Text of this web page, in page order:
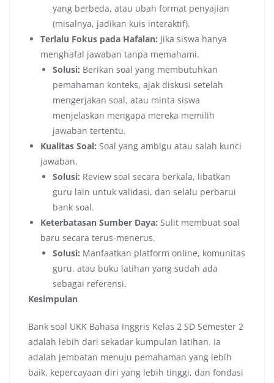
yang berbeda, atau ubah format penyajian
(misalnya, jadikan kuis interaktif).
Terlalu Fokus pada Hafalan: Jika siswa hanya
menghafal jawaban tanpa memahami.
Solusi: Berikan soal yang membutuhkan
pemahaman konteks, ajak diskusi setelah
mengerjakan soal, atau minta siswa
menjelaskan mengapa mereka memilih
jawaban tertentu.
Kualitas Soal: Soal yang ambigu atau salah kunci
jawaban.
Solusi: Review soal secara berkala, libatkan
guru lain untuk validasi, dan selalu perbarui
bank soal.
Keterbatasan Sumber Daya: Sulit membuat soal
baru secara terus-menerus.
Solusi: Manfaatkan platform online, komunitas
guru, atau buku latihan yang sudah ada
sebagai referensi.
Kesimpulan
Bank soal UKK Bahasa Inggris Kelas 2 SD Semester 2
adalah lebih dari sekadar kumpulan latihan. Ia
adalah jembatan menuju pemahaman yang lebih
baik, kepercayaan diri yang lebih tinggi, dan fondasi